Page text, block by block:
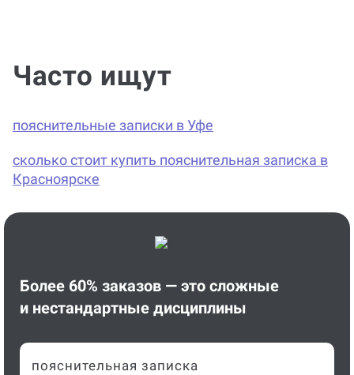
Часто ищут
пояснительные записки в Уфе
сколько стоит купить пояснительная записка в
Красноярске
Более 60% заказов — это сложные
и нестандартные дисциплины
пояснительная записка